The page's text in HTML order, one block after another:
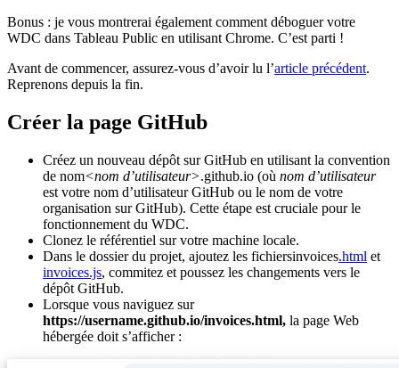
Bonus : je vous montrerai également comment déboguer votre
WDC dans Tableau Public en utilisant Chrome. C’est parti !
Avant de commencer, assurez-vous d’avoir lu l’article précédent.
Reprenons depuis la fin.
Créer la page GitHub
Créez un nouveau dépôt sur GitHub en utilisant la convention
de nom<nom d’utilisateur>.github.io (où nom d’utilisateur
est votre nom d’utilisateur GitHub ou le nom de votre
organisation sur GitHub). Cette étape est cruciale pour le
fonctionnement du WDC.
Clonez le référentiel sur votre machine locale.
Dans le dossier du projet, ajoutez les fichiersinvoices.html et
invoices.js, commitez et poussez les changements vers le
dépôt GitHub.
Lorsque vous naviguez sur
https://username.github.io/invoices.html, la page Web
hébergée doit s’afficher :